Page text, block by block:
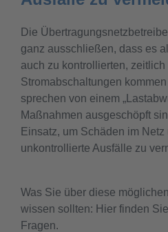
Die
ganz ausschließen, dass es
auch zu kontrollierten, zeitlich
Stromabschaltungen
sprechen von einem
Maßnahmen ausgeschöpft
Einsatz, um Schäden im
unkontrollierte Ausfälle zu
Was Sie über diese
wissen sollten: Hier finden
Fragen.